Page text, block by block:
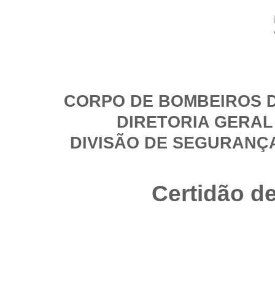
CORPO DE BOMBEIROS
DIRETORIA
DIVISÃO DE
Certidão